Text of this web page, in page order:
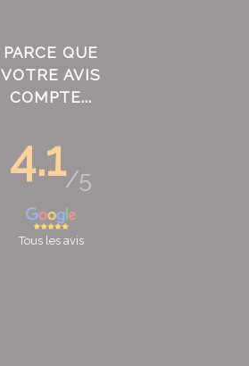
PARCE QUE
VOTRE AVIS
COMPTE...
4.1/5
Tous les avis